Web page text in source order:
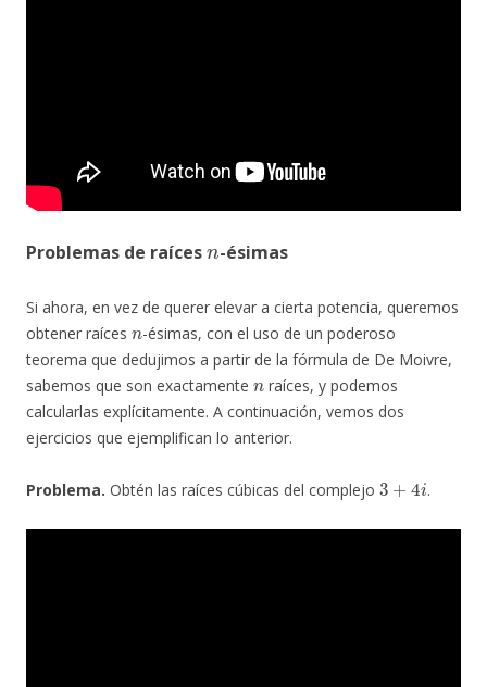
Problemas de raíces -ésimas
Si ahora, en vez de querer elevar a cierta potencia, queremos
obtener raíces
n
-ésimas, con el uso de un poderoso
teorema que dedujimos a partir de la fórmula de De Moivre,
sabemos que son exactamente
n
raíces, y podemos
calcularlas explícitamente. A continuación, vemos dos
ejercicios que ejemplifican lo anterior.
Problema. Obtén las raíces cúbicas del complejo
3
.